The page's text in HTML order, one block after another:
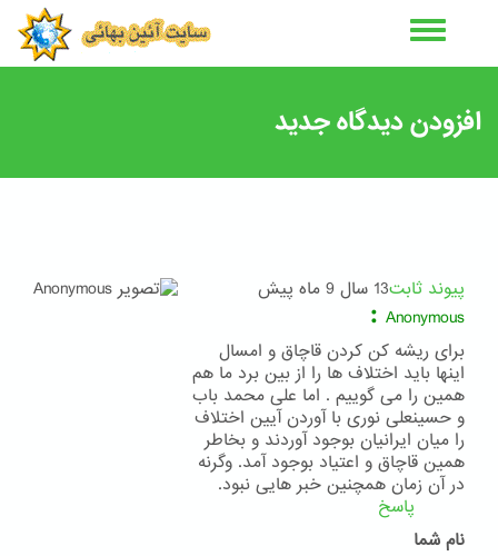
افزودن دیدگاه جدید
پیوند ثابت13 سال 9 ماه پیش
Anonymous
:
برای ریشه کن کردن قاچاق و امسال
اینها باید اختلاف ها را از بین برد ما هم
همین را می گوییم . اما علی محمد باب
و حسینعلی نوری با آوردن آیین اختلاف
را میان ایرانیان بوجود آوردند و بخاطر
همین قاچاق و اعتیاد بوجود آمد. وگرنه
در آن زمان همچنین خبر هایی نبود.
پاسخ
نام شما